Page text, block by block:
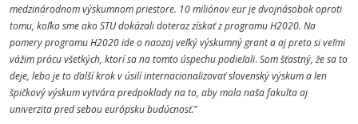
medzinárodnom výskumnom priestore. 10 miliónov eur je dvojnásobok oproti
tomu, koľko sme ako STU dokázali doteraz získať z programu H2020. Na
pomery programu H2020 ide o naozaj veľký výskumný grant a aj preto si veľmi
vážim prácu všetkých, ktorí sa na tomto úspechu podieľali. Som šťastný, že sa to
deje, lebo je to ďalší krok v úsilí internacionalizovať slovenský výskum a len
špičkový výskum vytvára predpoklady na to, aby mala naša fakulta aj
univerzita pred sebou európsku budúcnosť.”